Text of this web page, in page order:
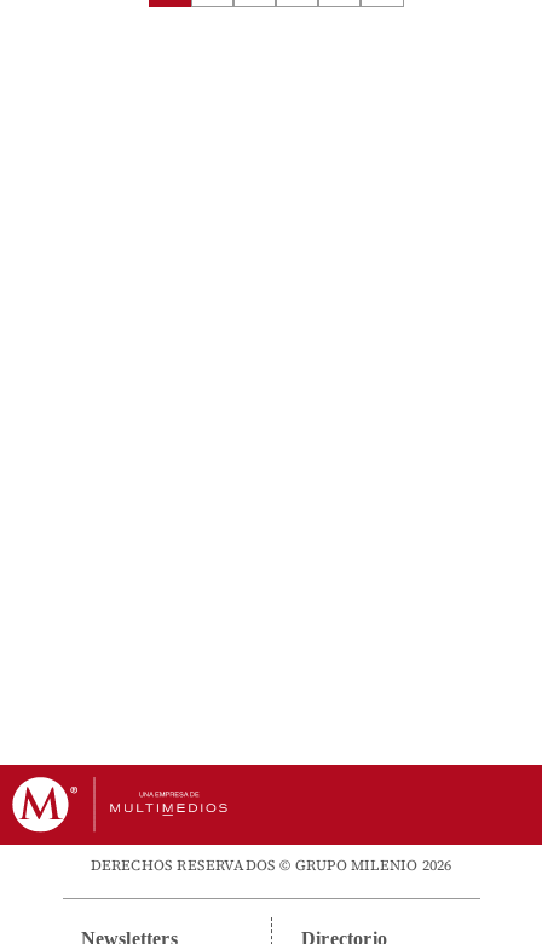
DERECHOS RESERVADOS © GRUPO MILENIO 2026
Newsletters Directorio